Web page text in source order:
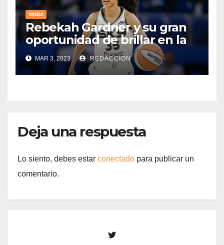
WNBA
Rebekah Gardner y su gran
oportunidad de brillar en la
WNBA
MAR 3, 2023 REDACCIÓN
Deja una respuesta
Lo siento, debes estar conectado para publicar un
comentario.
Twitter